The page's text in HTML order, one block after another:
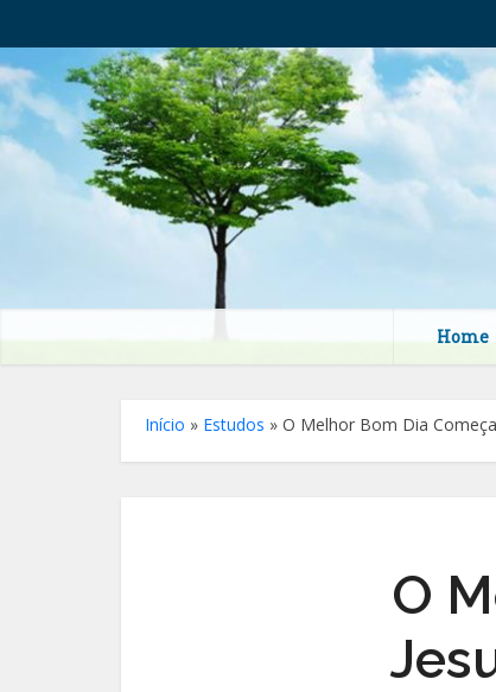
Home
Início » Estudos » O Melhor Bom Dia
O